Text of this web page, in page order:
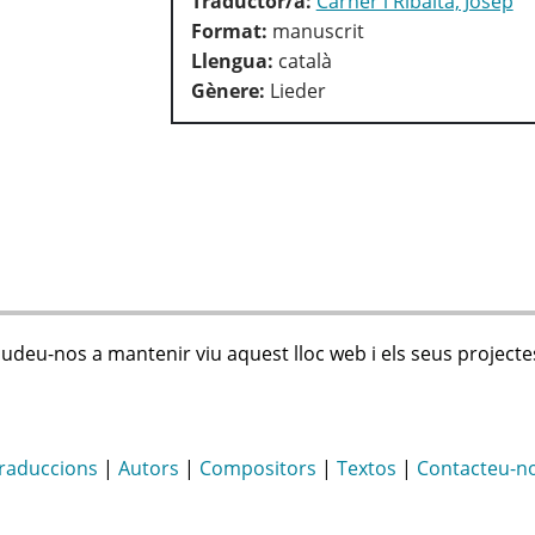
Format: manuscrit
Llengua: català
Gènere: Lieder
nos a mantenir viu aquest lloc web i els seus
| Autors | Compositors | Textos | Contacteu-